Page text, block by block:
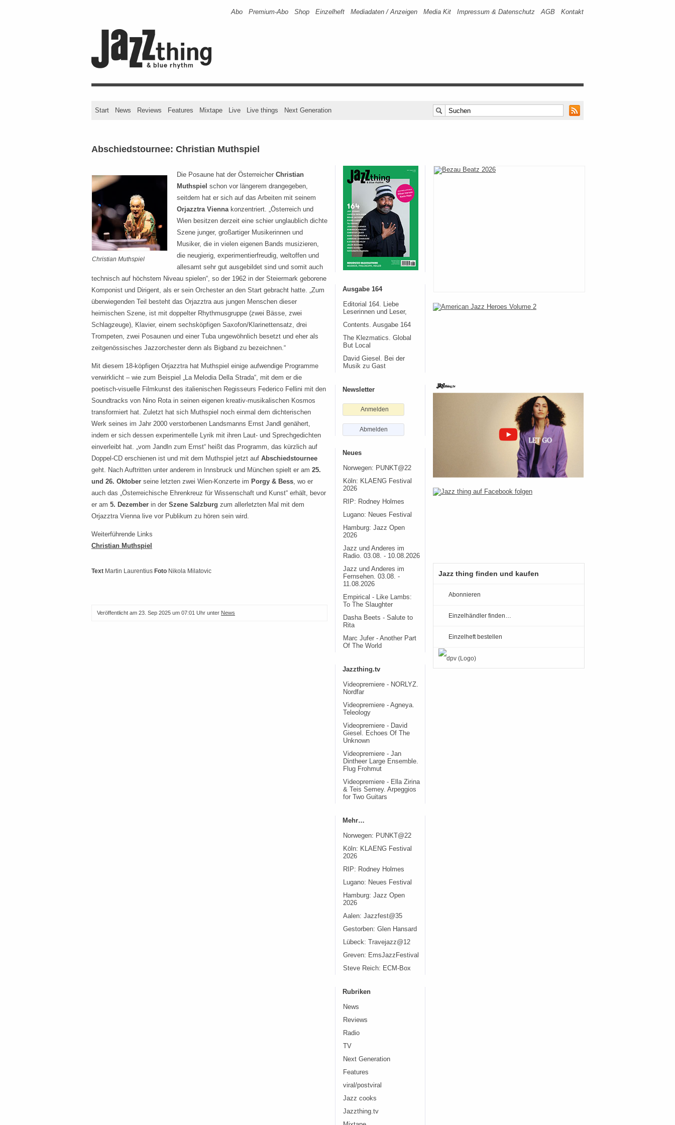
Abo Premium-Abo Shop Einzelheft Mediadaten / Anzeigen Media Kit Impressum & Datenschutz AGB Kontakt
Start News Reviews Features Mixtape Live Live things Next Generation
Abschiedstournee: Christian Muthspiel
Christian Muthspiel
Die Posaune hat der Österreicher Christian
Muthspiel schon vor längerem drangegeben,
seitdem hat er sich auf das Arbeiten mit seinem
Orjazztra Viennakonzentriert. „Österreich und
Wien besitzen derzeit eine schier unglaublich dichte
Szene junger, großartiger Musikerinnen und
Musiker, die in vielen eigenen Bands musizieren,
die neugierig, experimentierfreudig, weltoffen und
allesamt sehr gut ausgebildet sind und somit auch
technisch auf höchstem Niveau spielen“, so der 1962 in der Steiermark geborene
Komponist und Dirigent, als er sein Orchester an den Start gebracht hatte. „Zum
überwiegenden Teil besteht das Orjazztra aus jungen Menschen dieser
heimischen Szene, ist mit doppelter Rhythmusgruppe (zwei Bässe, zwei
Schlagzeuge), Klavier, einem sechsköpfigen Saxofon/Klarinettensatz, drei
Trompeten, zwei Posaunen und einer Tuba ungewöhnlich besetzt und eher als
zeitgenössisches Jazzorchester denn als Bigband zu bezeichnen.“
Mit diesem 18-köpfigen Orjazztra hat Muthspiel einige aufwendige Programme
verwirklicht – wie zum Beispiel „La Melodia Della Strada“, mit dem er die
poetisch-visuelle Filmkunst des italienischen Regisseurs Federico Fellini mit den
Soundtracks von Nino Rota in seinen eigenen kreativ-musikalischen Kosmos
transformiert hat. Zuletzt hat sich Muthspiel noch einmal dem dichterischen
Werk seines im Jahr 2000 verstorbenen Landsmanns Ernst Jandl genähert,
indem er sich dessen experimentelle Lyrik mit ihren Laut- und Sprechgedichten
einverleibt hat. „vom Jandln zum Ernst“ heißt das Programm, das kürzlich auf
Doppel-CD erschienen ist und mit dem Muthspiel jetzt auf Abschiedstournee
geht. Nach Auftritten unter anderem in Innsbruck und München spielt er am 25.
und 26. Oktober seine letzten zwei Wien-Konzerte im Porgy & Bess, wo er
auch das „Österreichische Ehrenkreuz für Wissenschaft und Kunst“ erhält, bevor
er am 5. Dezember in der Szene Salzburg zum allerletzten Mal mit dem
Orjazztra Vienna live vor Publikum zu hören sein wird.
Weiterführende Links
Christian Muthspiel
Text Martin Laurentius Foto Nikola Milatovic
Veröffentlicht am 23. Sep 2025 um 07:01 Uhr unter News
Ausgabe 164
Editorial 164. Liebe
Leserinnen und Leser,
Contents. Ausgabe 164
The Klezmatics. Global
But Local
David Giesel. Bei der
Musik zu Gast
Newsletter
Anmelden
Abmelden
Neues
Norwegen: PUNKT@22
Köln: KLAENG Festival
2026
RIP: Rodney Holmes
Lugano: Neues Festival
Hamburg: Jazz Open
2026
Jazz und Anderes im
Radio. 03.08. - 10.08.2026
Jazz und Anderes im
Fernsehen. 03.08. -
11.08.2026
Empirical - Like Lambs:
To The Slaughter
Dasha Beets - Salute to
Rita
Marc Jufer - Another Part
Of The World
Jazzthing.tv
Videopremiere - NORLYZ.
Nordfar
Videopremiere - Agneya.
Teleology
Videopremiere - David
Giesel. Echoes Of The
Unknown
Videopremiere - Jan
Dintheer Large Ensemble.
Flug Frohmut
Videopremiere - Ella Zirina
& Teis Semey. Arpeggios
for Two Guitars
Mehr…
Norwegen: PUNKT@22
Köln: KLAENG Festival
2026
RIP: Rodney Holmes
Lugano: Neues Festival
Hamburg: Jazz Open
2026
Aalen: Jazzfest@35
Gestorben: Glen Hansard
Lübeck: Travejazz@12
Greven: EmsJazzFestival
Steve Reich: ECM-Box
Rubriken
News
Reviews
Radio
TV
Next Generation
Features
viral/postviral
Jazz cooks
Jazzthing.tv
Jazz thing finden und kaufen
Abonnieren
Einzelhändler finden…
Einzelheft bestellen